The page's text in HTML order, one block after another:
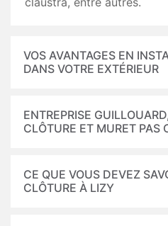
VOS AVANTAGES EN
DANS VOTRE EXTÉRIEUR
ENTREPRISE
CLÔTURE ET MURET PAS
CE QUE VOUS DEVEZ
CLÔTURE À LIZY